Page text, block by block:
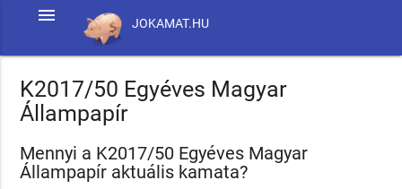
JOKAMAT.HU
menu
K2017/50 Egyéves Magyar
Állampapír
Mennyi a K2017/50 Egyéves Magyar
Állampapír aktuális kamata?